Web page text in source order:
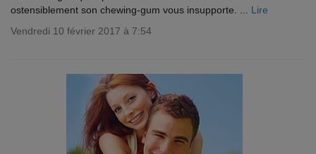
ostensiblement son chewing-gum vous insupporte. ... Lire
Vendredi 10 février 2017 à 7:54